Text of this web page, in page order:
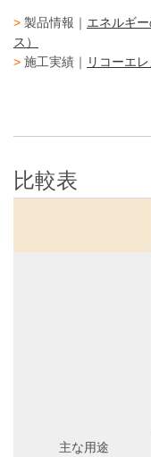
> 製品情報｜ エネルギ
ス）
> 施工実績｜ リコーエ
比較表
主な用途